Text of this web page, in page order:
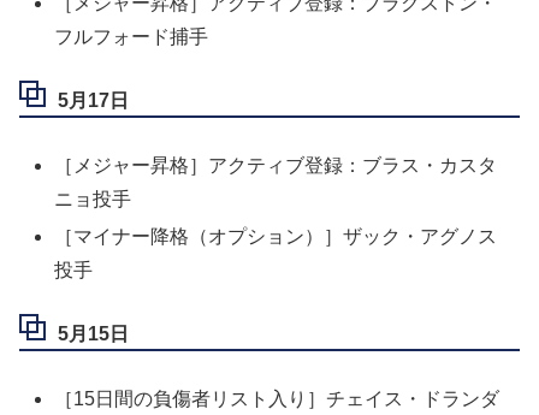
フルフォード捕手
5月17日
［メジャー昇格］アクティブ登録：ブラス・カスタ
ニョ投手
［マイナー降格（オプション）］ザック・アグノス
投手
5月15日
［15日間の負傷者リスト入り］チェイス・ドランダ